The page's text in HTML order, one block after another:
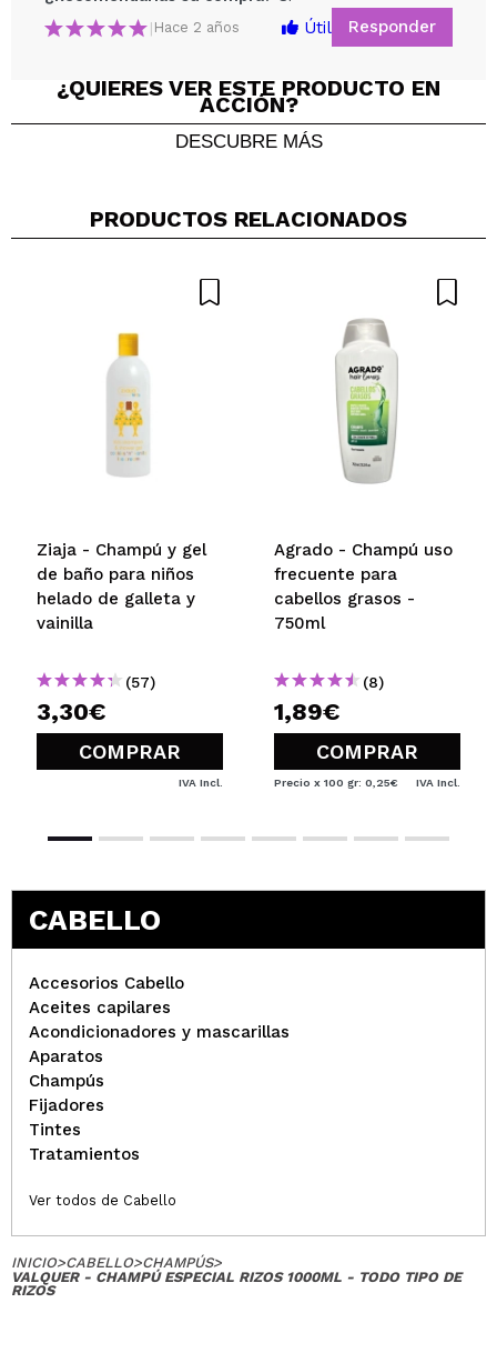
Compartir un vídeo o una foto
Tu vídeo podría ser el primero. Imagínatelo...
| Hace 2 años Útil Responder
¿QUIERES VER ESTE PRODUCTO EN
ACCIÓN?
DESCUBRE MÁS
PRODUCTOS RELACIONADOS
Ziaja - Champú y gel
de baño para niños
helado de galleta y
vainilla
(57)
3,30€
COMPRAR
IVA Incl.
Agrado - Champú uso
frecuente para
cabellos grasos -
750ml
(8)
1,89€
COMPRAR
Precio x 100 gr: 0,25€ IVA Incl.
CABELLO
Accesorios Cabello
Aceites capilares
Acondicionadores y mascarillas
Aparatos
Champús
Fijadores
Tintes
Tratamientos
Ver todos de Cabello
INICIO>CABELLO>CHAMPÚS>
VALQUER - CHAMPÚ ESPECIAL RIZOS 1000ML - TODO TIPO DE
RIZOS